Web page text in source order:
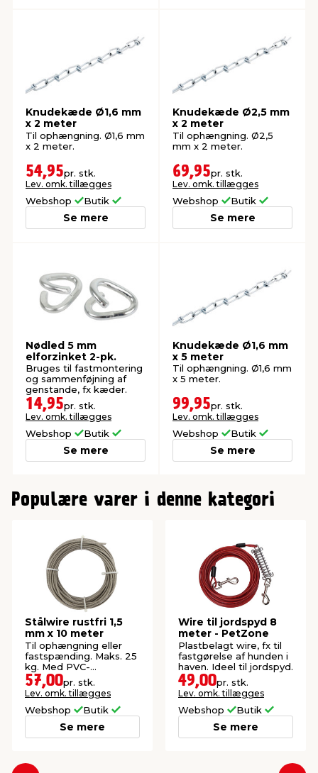
Knudekæde Ø1,6 mm
x 2 meter
Til ophængning. Ø1,6 mm
x 2 meter.
54,95pr. stk.
Lev. omk. tillægges
Webshop Butik
Se mere
Knudekæde Ø2,5 mm
x 2 meter
Til ophængning. Ø2,5
mm x 2 meter.
69,95pr. stk.
Lev. omk. tillægges
Webshop Butik
Se mere
Nødled 5 mm
elforzinket 2-pk.
Bruges til fastmontering
og sammenføjning af
genstande, fx kæder.
14,95pr. stk.
Lev. omk. tillægges
Webshop Butik
Se mere
Knudekæde Ø1,6 mm
x 5 meter
Til ophængning. Ø1,6 mm
x 5 meter.
99,95pr. stk.
Lev. omk. tillægges
Webshop Butik
Se mere
1
2
Populære varer i denne kategori
Stålwire rustfri 1,5
mm x 10 meter
Til ophængning eller
fastspænding. Maks. 25
kg. Med PVC-
belægning.
57,00pr. stk.
Lev. omk. tillægges
Webshop Butik
Se mere
Wire til jordspyd 8
meter - PetZone
Plastbelagt wire, fx til
fastgørelse af hunden i
haven. Ideel til jordspyd.
49,00pr. stk.
Lev. omk. tillægges
Webshop Butik
Se mere